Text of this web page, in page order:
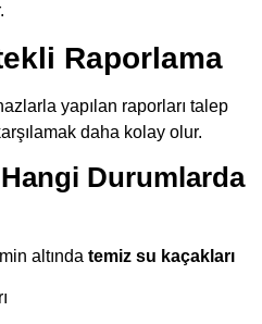
Raporlama
yapılan raporları talep
daha kolay olur.
Durumlarda
altında temiz su kaçakları